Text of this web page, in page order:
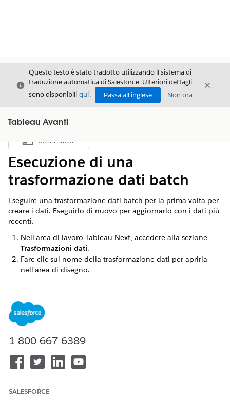
Chiudi
Questo testo è stato tradotto utilizzando il sistema di
traduzione automatica di Salesforce. Ulteriori dettagli
sono disponibili qui. Passa all'inglese Non ora
Chiudi
Tableau Avanti
Mostra sommario
Sommario
Esecuzione di una
trasformazione dati batch
Eseguire una trasformazione dati batch per la prima volta per
creare i dati. Eseguirlo di nuovo per aggiornarlo con i dati più
recenti.
Nell'area di lavoro Tableau Next, accedere alla sezione
Trasformazioni dati.
Fare clic sul nome della trasformazione dati per aprirla
nell'area di disegno.
QUESTO ARTICOLO HA RISOLTO IL PROBLEMA?
1-800-667-6389
SALESFORCE